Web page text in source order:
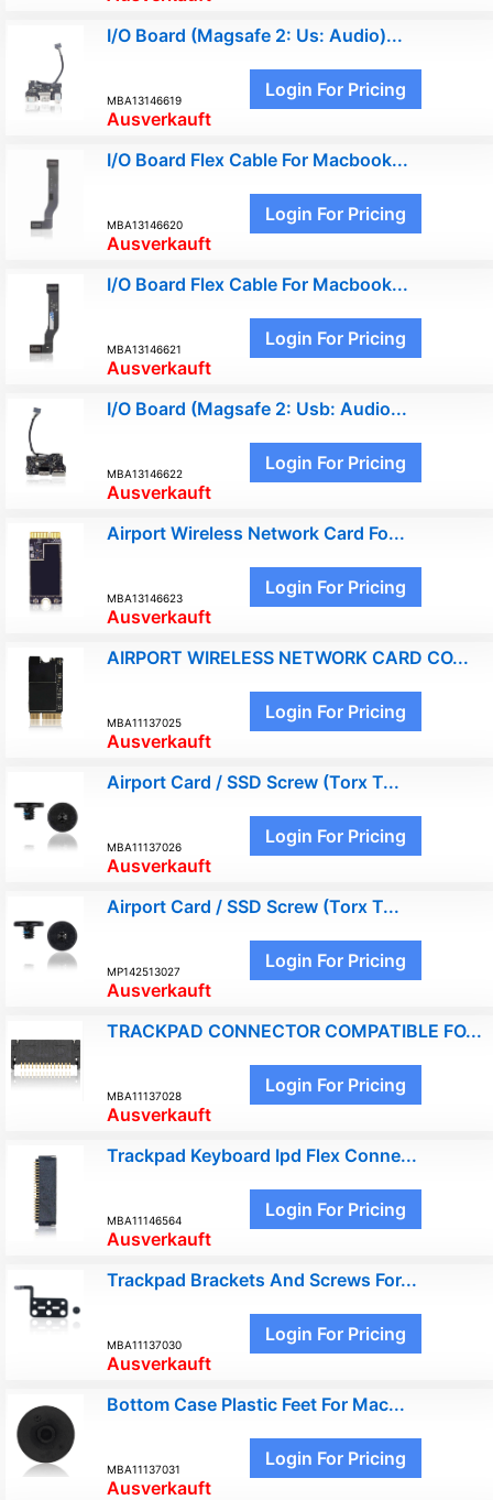
I/O Board (Magsafe 2: Us: Audio)...
MBA13146619
Ausverkauft
Login For Pricing
I/O Board Flex Cable For Macbook...
MBA13146620
Ausverkauft
Login For Pricing
I/O Board Flex Cable For Macbook...
MBA13146621
Ausverkauft
Login For Pricing
I/O Board (Magsafe 2: Usb: Audio...
MBA13146622
Ausverkauft
Login For Pricing
Airport Wireless Network Card Fo...
MBA13146623
Ausverkauft
Login For Pricing
AIRPORT WIRELESS NETWORK CARD CO...
MBA11137025
Ausverkauft
Login For Pricing
Airport Card / SSD Screw (Torx T...
MBA11137026
Ausverkauft
Login For Pricing
Airport Card / SSD Screw (Torx T...
MP142513027
Ausverkauft
Login For Pricing
TRACKPAD CONNECTOR COMPATIBLE FO...
MBA11137028
Ausverkauft
Login For Pricing
Trackpad Keyboard Ipd Flex Conne...
MBA11146564
Ausverkauft
Login For Pricing
Trackpad Brackets And Screws For...
MBA11137030
Ausverkauft
Login For Pricing
Bottom Case Plastic Feet For Mac...
MBA11137031
Ausverkauft
Login For Pricing